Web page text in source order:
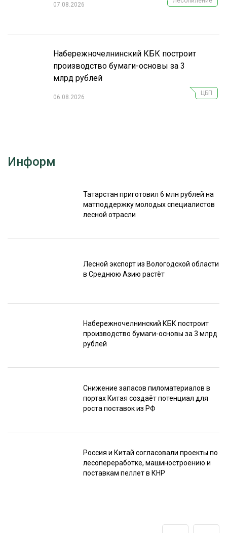
07.08.2026
Набережночелнинский КБК построит
производство бумаги-основы за 3
млрд рублей
06.08.2026
ЦБП
Информ
Татарстан приготовил 6 млн рублей на
матподдержку молодых специалистов
лесной отрасли
Лесной экспорт из Вологодской области
в Среднюю Азию растёт
Набережночелнинский КБК построит
производство бумаги-основы за 3 млрд
рублей
Снижение запасов пиломатериалов в
портах Китая создаёт потенциал для
роста поставок из РФ
Россия и Китай согласовали проекты по
лесопереработке, машиностроению и
поставкам пеллет в КНР